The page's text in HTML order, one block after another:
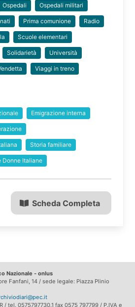
Ospedali Ospedali militari
Prima comunione Radio
Scuole elementari
Solidarietà Università
Viaggi in treno
Emigrazione interna
Storia familiare
Donne Italiane
Scheda Completa
Nazionale - onlus
Fanfani, 14 / sede legale: Piazza Plinio
/ tel. 0575797730.1 fax 0575 797799 / P.IVA e